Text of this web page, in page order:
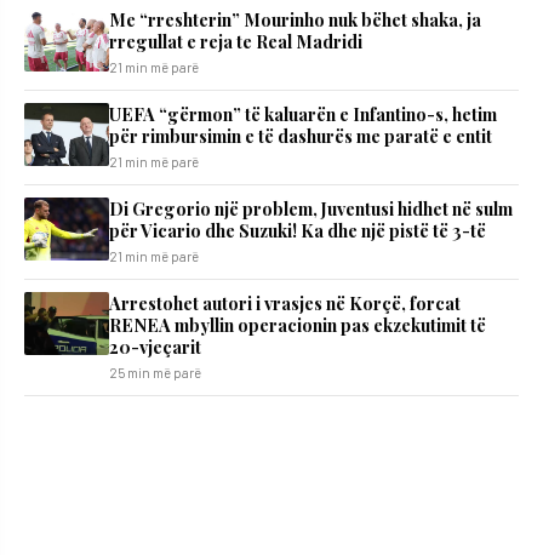
Me “rreshterin” Mourinho nuk bëhet shaka, ja
rregullat e reja te Real Madridi
21 min më parë
UEFA “gërmon” të kaluarën e Infantino-s, hetim
për rimbursimin e të dashurës me paratë e entit
21 min më parë
Di Gregorio një problem, Juventusi hidhet në sulm
për Vicario dhe Suzuki! Ka dhe një pistë të 3-të
21 min më parë
Arrestohet autori i vrasjes në Korçë, forcat
RENEA mbyllin operacionin pas ekzekutimit të
20-vjeçarit
25 min më parë